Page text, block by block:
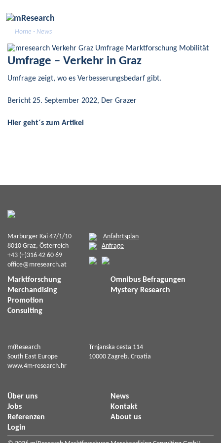
Home - News
Umfrage – Verkehr in Graz
Umfrage zeigt, wo es Verbesserungsbedarf gibt.
Bericht 25. September 2022, Der Grazer
Hier geht´s zum Artikel
Marburger Kai 47/1/10
8010 Graz, Österreich
+43 (+)316 42 60 69
office@mresearch.at
Anfahrtsplan
Anfrage
Marktforschung
Omnibus Befragungen
Mystery Research
Merchandising
Promotion
Consulting
m(Research
South East Europe
www.4m-research.hr
Trnjanska cesta 114
10000 Zagreb, Croatia
Über uns
News
Jobs
Kontakt
Referenzen
About us
Login